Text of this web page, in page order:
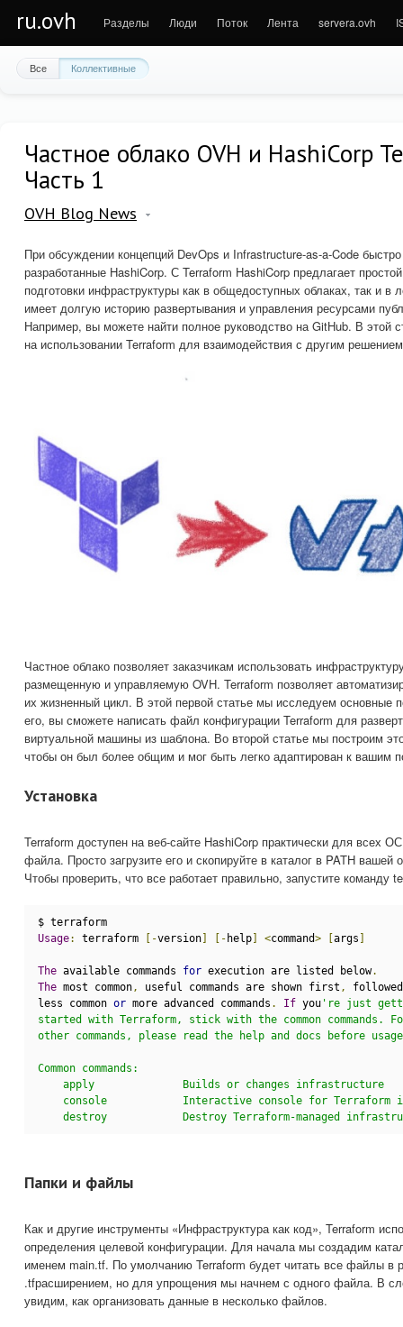
ru.ovh Разделы Люди Поток Лента servera.ovh
Все Коллективные
Частное облако OVH и HashiCorp
Часть 1
OVH Blog News
При обсуждении концепций DevOps и Infrastructure-as-a-Code
разработанные HashiCorp. С Terraform HashiCorp предлагает
подготовки инфраструктуры как в общедоступных облаках, так и в
имеет долгую историю развертывания и управления ресурсами
Например, вы можете найти полное руководство на GitHub. В этой
на использовании Terraform для взаимодействия с другим
Частное облако позволяет заказчикам использовать
размещенную и управляемую OVH. Terraform позволяет
их жизненный цикл. В этой первой статье мы исследуем основные
его, вы сможете написать файл конфигурации Terraform для
виртуальной машины из шаблона. Во второй статье мы построим
чтобы он был более общим и мог быть легко адаптирован к вашим
Установка
Terraform доступен на веб-сайте HashiCorp практически для всех
файла. Просто загрузите его и скопируйте в каталог в PATH вашей
Чтобы проверить, что все работает правильно, запустите команду
$ terraform
Usage: terraform [-version [- help <command> args
The available commands for execution are listed below.
The most common, useful commands are shown first ,
less common or more advanced commands . If you 're just
started with Terraform, stick with the common commands.
other commands, please read the help and docs before
Common commands:
apply              Builds or changes infrastructure
console            Interactive console for Terraform
destroy            Destroy Terraform-managed
Папки и файлы
Как и другие инструменты «Инфраструктура как код», Terraform
определения целевой конфигурации. Для начала мы создадим
именем main.tf. По умолчанию Terraform будет читать все файлы в
.tfрасширением, но для упрощения мы начнем с одного файла. В
увидим, как организовать данные в несколько файлов.